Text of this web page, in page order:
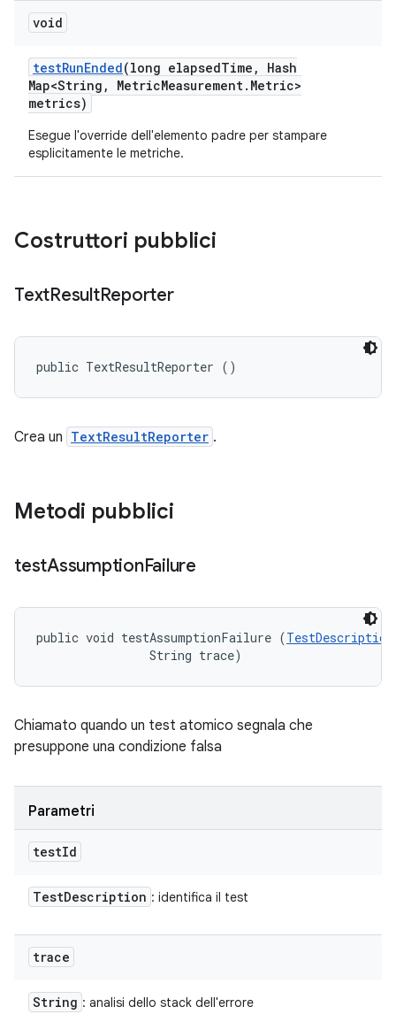
void
testRunEnded(long elapsedTime ,
Hash
Map<String , MetricMeasurement. Metric>
metrics)
Esegue l'override dell'elemento padre per stampare
esplicitamente le metriche.
Costruttori pubblici
TextResultReporter
public TextResultReporter ()
Crea un TextResultReporter .
Metodi pubblici
testAssumptionFailure
public void testAssumptionFailure (TestDescription
                String trace)
Chiamato quando un test atomico segnala che
presuppone una condizione falsa
Parametri
testId
TestDescription : identifica il test
trace
String : analisi dello stack dell'errore